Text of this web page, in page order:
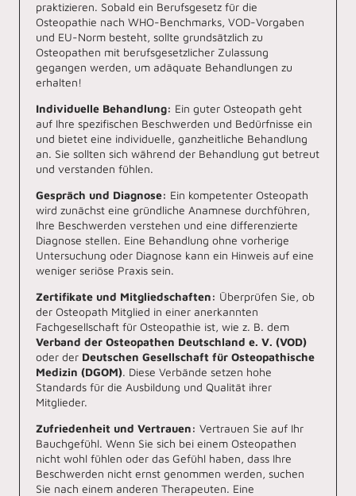
praktizieren. Sobald ein Berufsgesetz für die
Osteopathie nach WHO-Benchmarks, VOD-Vorgaben
und EU-Norm besteht, sollte grundsätzlich zu
Osteopathen mit berufsgesetzlicher Zulassung
gegangen werden, um adäquate Behandlungen zu
erhalten!
Individuelle Behandlung: Ein guter Osteopath geht
auf Ihre spezifischen Beschwerden und Bedürfnisse ein
und bietet eine individuelle, ganzheitliche Behandlung
an. Sie sollten sich während der Behandlung gut betreut
und verstanden fühlen.
Gespräch und Diagnose: Ein kompetenter Osteopath
wird zunächst eine gründliche Anamnese durchführen,
Ihre Beschwerden verstehen und eine differenzierte
Diagnose stellen. Eine Behandlung ohne vorherige
Untersuchung oder Diagnose kann ein Hinweis auf eine
weniger seriöse Praxis sein.
Zertifikate und Mitgliedschaften: Überprüfen Sie, ob
der Osteopath Mitglied in einer anerkannten
Fachgesellschaft für Osteopathie ist, wie z. B. dem
Verband der Osteopathen Deutschland e. V. (VOD)
oder der Deutschen Gesellschaft für Osteopathische
Medizin (DGOM). Diese Verbände setzen hohe
Standards für die Ausbildung und Qualität ihrer
Mitglieder.
Zufriedenheit und Vertrauen: Vertrauen Sie auf Ihr
Bauchgefühl. Wenn Sie sich bei einem Osteopathen
nicht wohl fühlen oder das Gefühl haben, dass Ihre
Beschwerden nicht ernst genommen werden, suchen
Sie nach einem anderen Therapeuten. Eine